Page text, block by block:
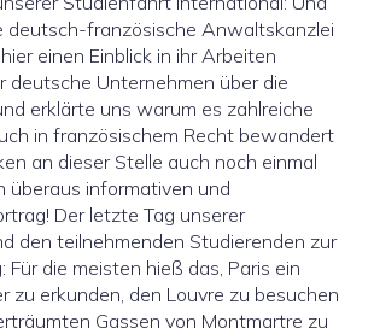
deutsch-französische Anwaltskanzlei
einen Einblick in ihr Arbeiten
deutsche Unternehmen über die
erklärte uns warum es zahlreiche
in französischem Recht bewandert
an dieser Stelle auch noch einmal
überaus informativen und
Der letzte Tag unserer
den teilnehmenden Studierenden zur
Für die meisten hieß das, Paris ein
zu erkunden, den Louvre zu besuchen
Gassen von Montmartre zu